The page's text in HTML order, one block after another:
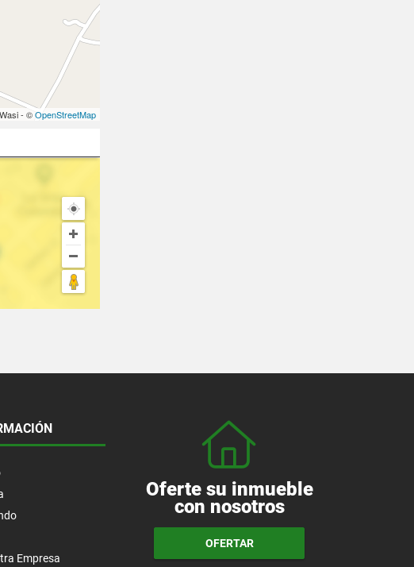
- ©OpenStreetMap
Empresa
Oferte su inmueble
con nosotros
OFERTAR